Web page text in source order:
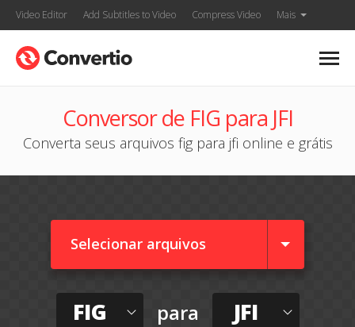
Video Editor Add Subtitles to Video Compress Video Mais
Conversor de FIG para JFI
Converta seus arquivos fig para jfi online e grátis
Selecionar arquivos
FIG para JFI